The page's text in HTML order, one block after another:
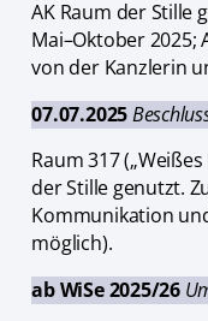
AK Raum der Stille
Mai–Oktober
von der Kanzlerin
07.07.2025
Raum 317
der Stille genutzt.
Kommunikation
möglich).
ab WiSe 2025/26